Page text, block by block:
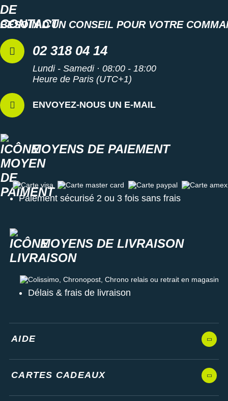
BESOIN D'UN CONSEIL POUR VOTRE
02 318 04 14
Lundi - Samedi · 08:00 - 18:00
Heure de Paris (UTC+1)
ENVOYEZ-NOUS UN E-MAIL
MOYENS DE PAIEMENT
Carte visa Carte master card Carte paypal Carte amex
Paiement sécurisé 2 ou 3 fois sans frais
MOYENS DE LIVRAISON
Colissimo, Chronopost, Chrono relais ou retrait en magasin
Délais & frais de livraison
AIDE
CARTES CADEAUX